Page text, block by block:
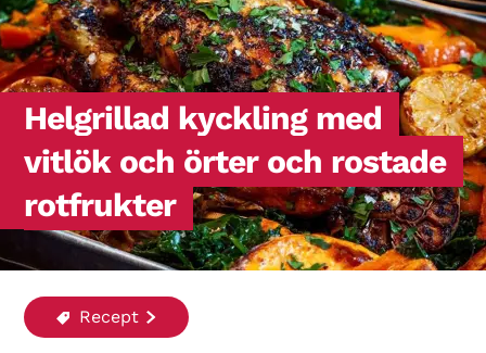
Blodsockerkollen
Helgrillad kyckling med
vitlök och örter och rostade
rotfrukter
Recept